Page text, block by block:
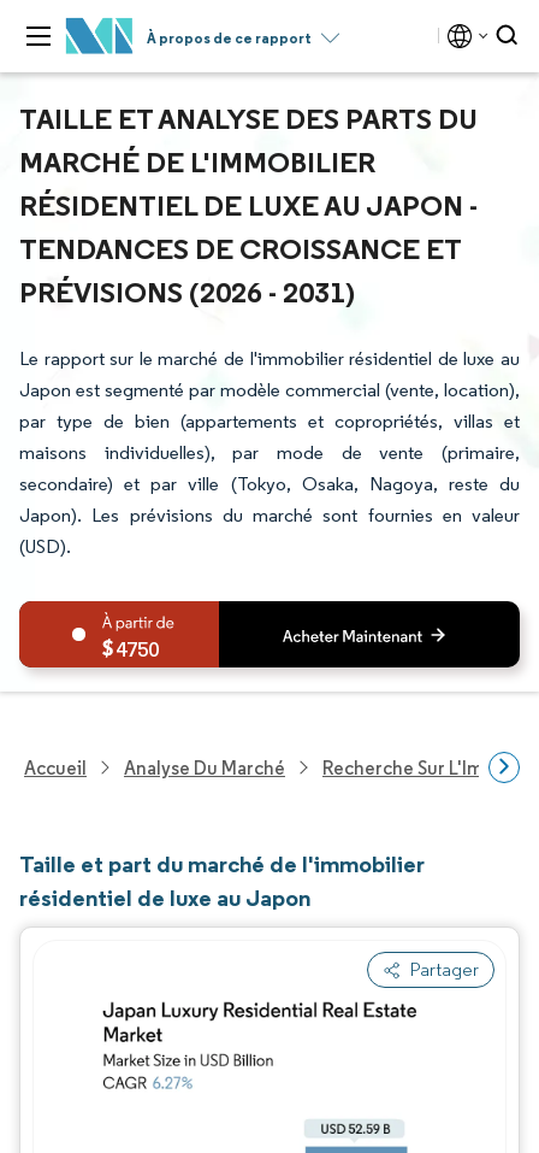
À propos de ce rapport
TAILLE ET ANALYSE DES PARTS DU
MARCHÉ DE L'IMMOBILIER
RÉSIDENTIEL DE LUXE AU JAPON -
TENDANCES DE CROISSANCE ET
PRÉVISIONS (2026 - 2031)
Le rapport sur le marché de l'immobilier résidentiel de luxe au
Japon est segmenté par modèle commercial (vente, location),
par type de bien (appartements et copropriétés, villas et
maisons individuelles), par mode de vente (primaire,
secondaire) et par ville (Tokyo, Osaka, Nagoya, reste du
Japon). Les prévisions du marché sont fournies en valeur
(USD).
4750
Accueil Analyse Du Marché Recherche Sur
Taille et part du marché de l'immobilier
résidentiel de luxe au Japon
Partager